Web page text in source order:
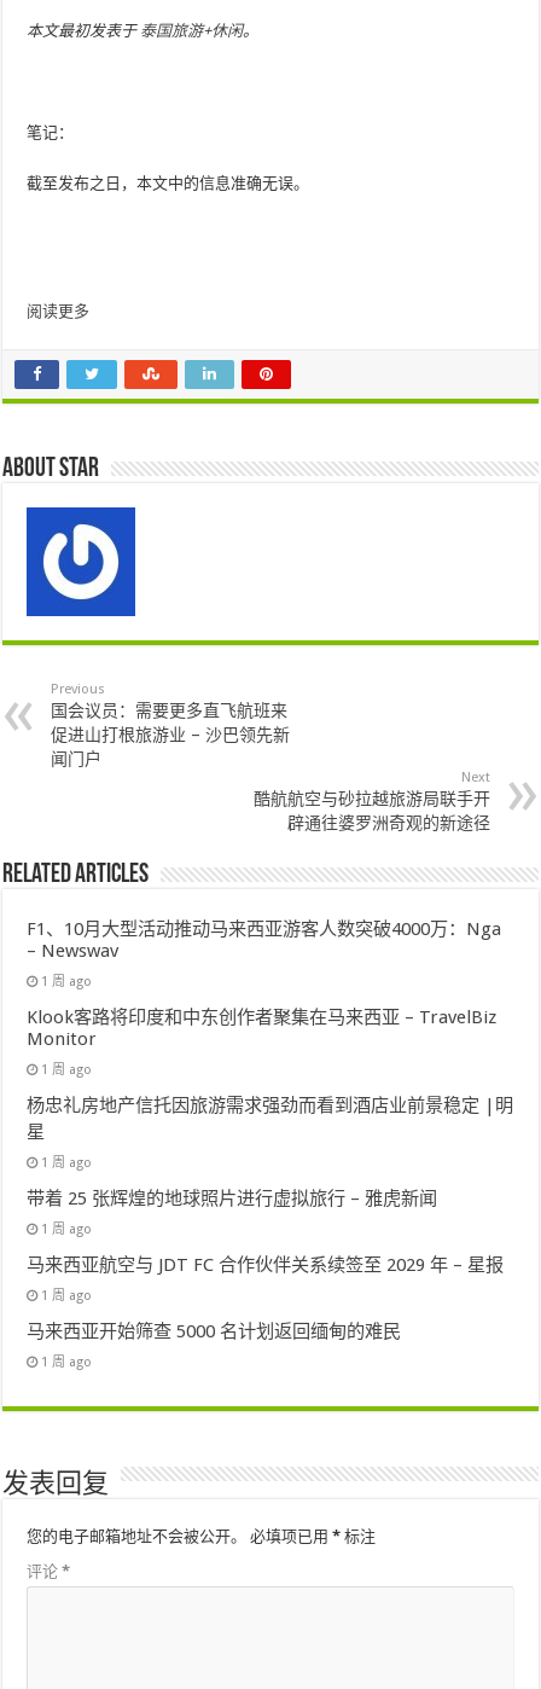
本文最初发表于 泰国旅游+休闲。
笔记：
截至发布之日，本文中的信息准确无误。
阅读更多
About star
Previous
国会议员：需要更多直飞航班来
促进山打根旅游业 – 沙巴领先新
闻门户
Next
酷航航空与砂拉越旅游局联手开
辟通往婆罗洲奇观的新途径
Related Articles
F1、10月大型活动推动马来西亚游客人数突破4000万：Nga
– Newswav
1 周 ago
Klook客路将印度和中东创作者聚集在马来西亚 – TravelBiz
Monitor
1 周 ago
杨忠礼房地产信托因旅游需求强劲而看到酒店业前景稳定 |明
星
1 周 ago
带着 25 张辉煌的地球照片进行虚拟旅行 – 雅虎新闻
1 周 ago
马来西亚航空与 JDT FC 合作伙伴关系续签至 2029 年 – 星报
1 周 ago
马来西亚开始筛查 5000 名计划返回缅甸的难民
1 周 ago
发表回复
您的电子邮箱地址不会被公开。 必填项已用* 标注
评论*